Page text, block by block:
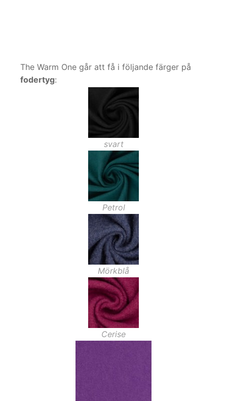
The Warm One går att få i följande färger på
fodertyg:
svart
Petrol
Mörkblå
Cerise